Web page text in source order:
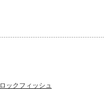
ロックフィッシュ